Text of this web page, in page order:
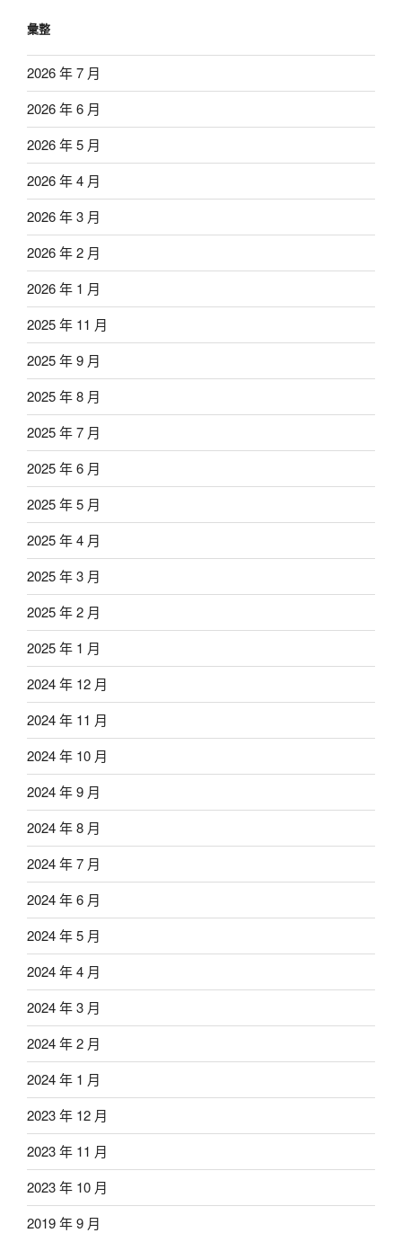
彙整
2026 年 7 月
2026 年 6 月
2026 年 5 月
2026 年 4 月
2026 年 3 月
2026 年 2 月
2026 年 1 月
2025 年 11 月
2025 年 9 月
2025 年 8 月
2025 年 7 月
2025 年 6 月
2025 年 5 月
2025 年 4 月
2025 年 3 月
2025 年 2 月
2025 年 1 月
2024 年 12 月
2024 年 11 月
2024 年 10 月
2024 年 9 月
2024 年 8 月
2024 年 7 月
2024 年 6 月
2024 年 5 月
2024 年 4 月
2024 年 3 月
2024 年 2 月
2024 年 1 月
2023 年 12 月
2023 年 11 月
2023 年 10 月
2019 年 9 月